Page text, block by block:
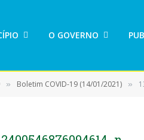
O GOVERNO
» Boletim COVID-19 (14/01/2021) »